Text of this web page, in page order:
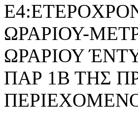
ΩΡΑΡΙΟΥ-
ΩΡΑΡΙΟΥ
ΠΑΡ 1Β ΤΗΣ